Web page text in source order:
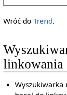
Wróć do Trend.
linkowania
Wyszukiwarka